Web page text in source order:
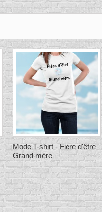
Mode T-shirt - Fière d'être
Grand-mère